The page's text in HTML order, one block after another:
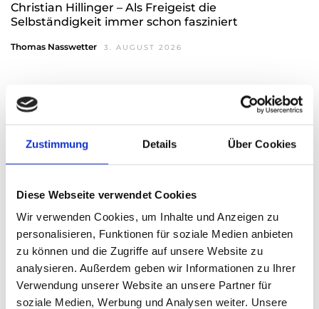
Zustimmung Details Über Cookies
Diese Webseite verwendet Cookies
Wir verwenden Cookies, um Inhalte und Anzeigen zu
personalisieren, Funktionen für soziale Medien anbieten
zu können und die Zugriffe auf unsere Website zu
analysieren. Außerdem geben wir Informationen zu Ihrer
Verwendung unserer Website an unsere Partner für
soziale Medien, Werbung und Analysen weiter. Unsere
Christian Hillinger – Als Freigeist die
Selbständigkeit immer schon fasziniert
Thomas Nasswetter 3. AUGUST 2026
READ NEXT
Rückblick – Franchise
Leave A Reply
Ihre E-Mail-Adresse wird nicht veröffentlicht.
Erforderliche Felder sind mit * markiert.